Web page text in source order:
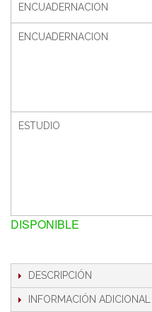
ENCUADERNACION
ENCUADERNACION
ESTUDIO
DISPONIBLE
DESCRIPCIÓN
INFORMACIÓN ADICIONAL